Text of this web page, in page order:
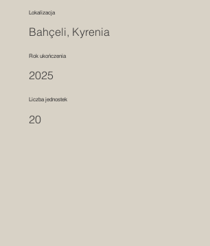
Lokalizacja
Bahçeli, Kyrenia
Rok ukończenia
2025
Liczba jednostek
20